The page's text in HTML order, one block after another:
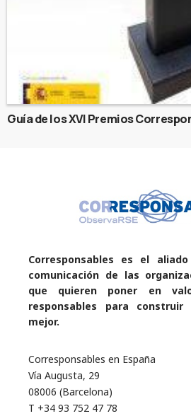
Guía de los XVI Premios
Corresponsables es el
comunicación de las
que quieren poner en
responsables para
mejor.
Corresponsables en España
Vía Augusta, 29
08006 (Barcelona)
T +34 93 752 47 78